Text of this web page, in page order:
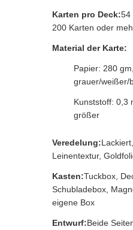
Karten pro Deck:54
200 Karten oder
Material der Karte:
Papier: 280
grauer/weißer/
Kunststoff: 0,3
größer
Veredelung:
Leinentextur,
Kasten:Tuckbox,
Schubladebox,
eigene Box
Entwurf:Beide